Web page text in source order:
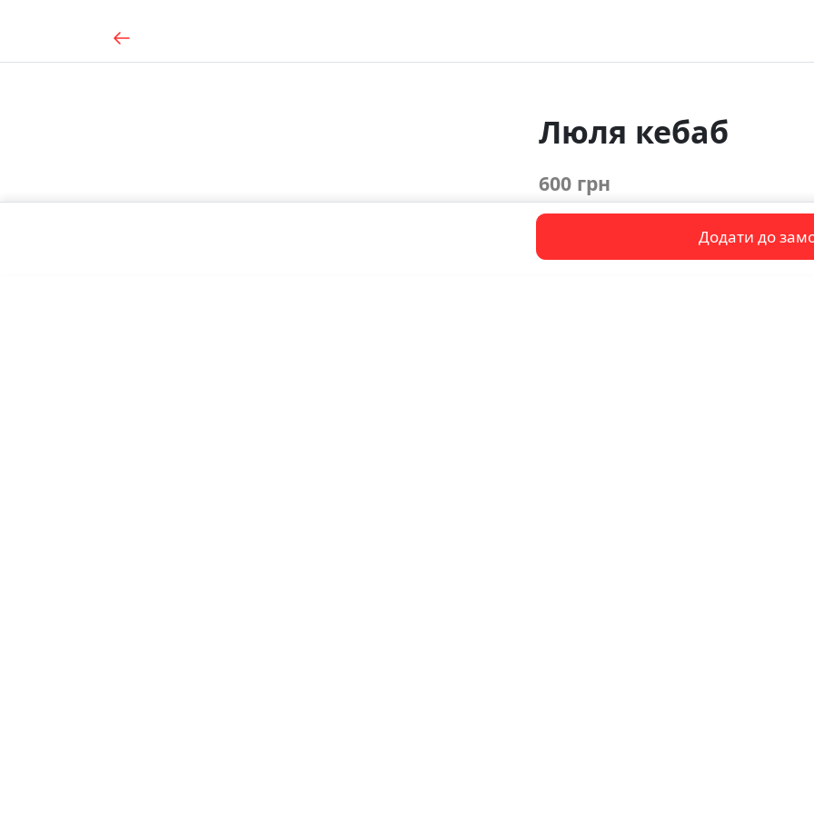
Люля кебаб
600 грн
Додати до